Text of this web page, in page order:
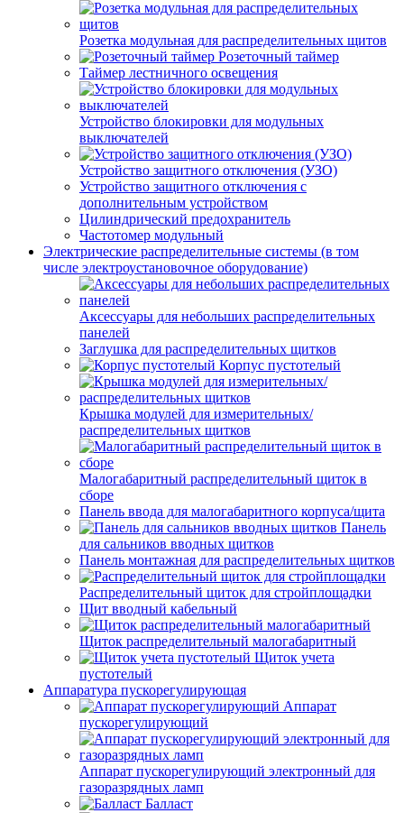
Розетка модульная для распределительных щитов
Розеточный таймер
Таймер лестничного освещения
Устройство блокировки для модульных
выключателей
Устройство защитного отключения (УЗО)
Устройство защитного отключения с
дополнительным устройством
Цилиндрический предохранитель
Частотомер модульный
Электрические распределительные системы (в том
числе электроустановочное оборудование)
Аксессуары для небольших распределительных
панелей
Заглушка для распределительных щитков
Корпус пустотелый
Крышка модулей для измерительных/
распределительных щитков
Малогабаритный распределительный щиток в
сборе
Панель ввода для малогабаритного корпуса/щита
Панель
для сальников вводных щитков
Панель монтажная для распределительных щитков
Распределительный щиток для стройплощадки
Щит вводный кабельный
Щиток распределительный малогабаритный
Щиток учета
пустотелый
Аппаратура пускорегулирующая
Аппарат
пускорегулирующий
Аппарат пускорегулирующий электронный для
газоразрядных ламп
Балласт